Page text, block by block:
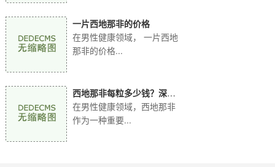
一片西地那非的价格
在男性健康领域， 一片西地
那非的价格...
西地那非每粒多少钱？深入
解析白云山金戈价格
在男性健康领域，西地那非
作为一种重要...